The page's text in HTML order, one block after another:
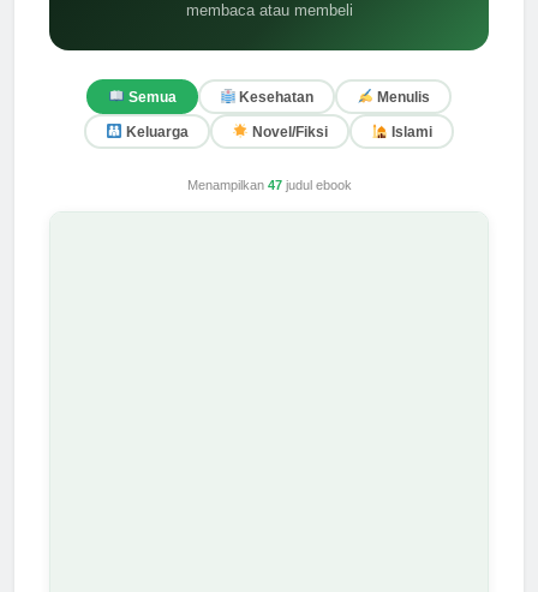
membaca atau membeli
Semua Kesehatan Menulis
Keluarga Novel/Fiksi Islami
Menampilkan 47judul ebook